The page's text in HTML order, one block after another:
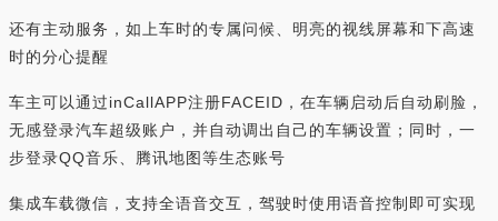
还有主动服务，如上车时的专属问候、明亮的视线屏幕和下高速
时的分心提醒
车主可以通过inCallAPP注册FACEID，在车辆启动后自动刷脸，
无感登录汽车超级账户，并自动调出自己的车辆设置；同时，一
步登录QQ音乐、腾讯地图等生态账号
集成车载微信，支持全语音交互，驾驶时使用语音控制即可实现